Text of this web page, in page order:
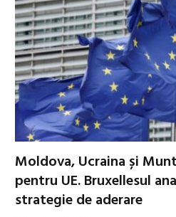
Moldova, Ucraina și
pentru UE. Bruxellesul
strategie de aderare